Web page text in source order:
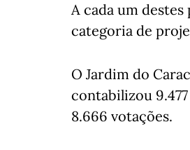
A cada um
categoria de
O Jardim do
contabilizou
8.666 votações.